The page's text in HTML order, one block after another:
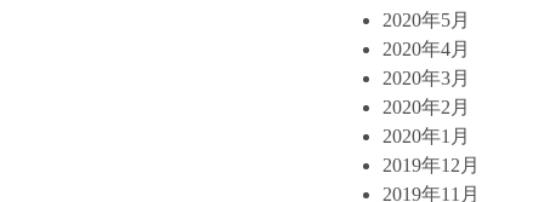
2020年5月
2020年4月
2020年3月
2020年2月
2020年1月
2019年12月
2019年11月